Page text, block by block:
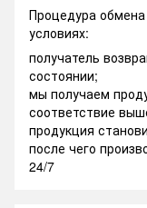
Процедура
условиях:
получатель
состоянии;
мы получаем
соответствие
продукция
после чего
24/7